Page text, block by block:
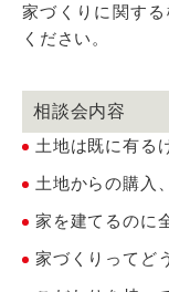
家づくりに関す
ください。
相談会内容
土地は既に有る
土地からの購入
家を建てるのに
家づくりってど